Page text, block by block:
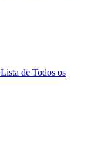
Lista de Todos os